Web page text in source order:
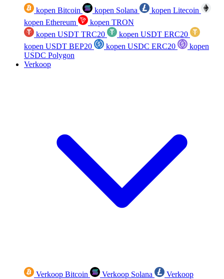
kopen Bitcoin kopen Solana
kopen Litecoin
kopen Ethereum
kopen TRON
kopen USDT TRC20
kopen USDT ERC20
kopen USDT BEP20
kopen USDC ERC20
kopen
USDC Polygon
Verkoop
Verkoop Bitcoin Verkoop Solana
Verkoop